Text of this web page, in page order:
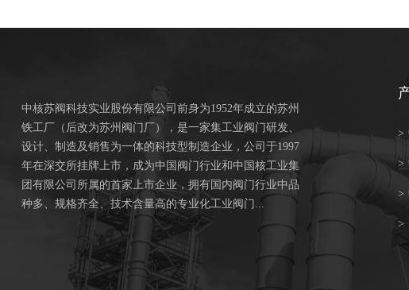
中核苏阀科技实业股份有限公司前身为1952年成立的苏州
铁工厂（后改为苏州阀门厂），是一家集工业阀门研发、
设计、制造及销售为一体的科技型制造企业，公司于1997
年在深交所挂牌上市，成为中国阀门行业和中国核工业集
团有限公司所属的首家上市企业，拥有国内阀门行业中品
种多、规格齐全、技术含量高的专业化工业阀门...
>
>
>
>